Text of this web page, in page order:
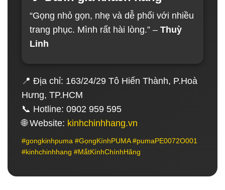
“Gọng nhỏ gọn, nhẹ và dễ phối với nhiều
trang phục. Mình rất hài lòng.” – Thuỳ
Linh
📍 Địa chỉ: 163/24/29 Tô Hiến Thành, P.Hoà
Hưng, TP.HCM
📞 Hotline: 0902 959 595
🌐 Website: kinhchinhhang.vn
#gongkinhpuma #GọngKínhPUMA #pumaPE0072O001
#kinhchinhhang #MắtKínhChínhHãng